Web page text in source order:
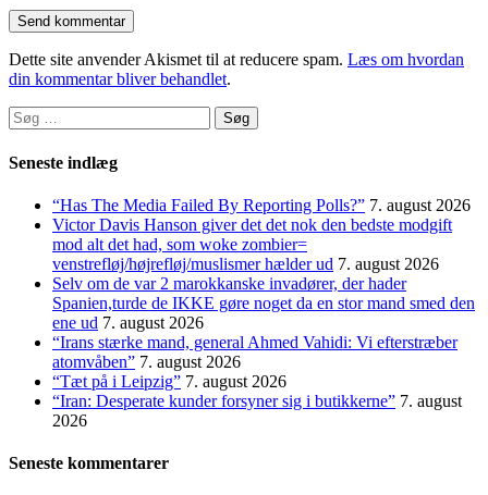
Dette site anvender Akismet til at reducere spam. Læs om hvordan
din kommentar bliver behandlet.
Søg
efter:
Seneste indlæg
“Has The Media Failed By Reporting Polls?” 7. august 2026
Victor Davis Hanson giver det det nok den bedste modgift
mod alt det had, som woke zombier=
venstrefløj/højrefløj/muslismer hælder ud 7. august 2026
Selv om de var 2 marokkanske invadører, der hader
Spanien,turde de IKKE gøre noget da en stor mand smed den
ene ud 7. august 2026
“Irans stærke mand, general Ahmed Vahidi: Vi efterstræber
atomvåben” 7. august 2026
“Tæt på i Leipzig” 7. august 2026
“Iran: Desperate kunder forsyner sig i butikkerne” 7. august
2026
Seneste kommentarer